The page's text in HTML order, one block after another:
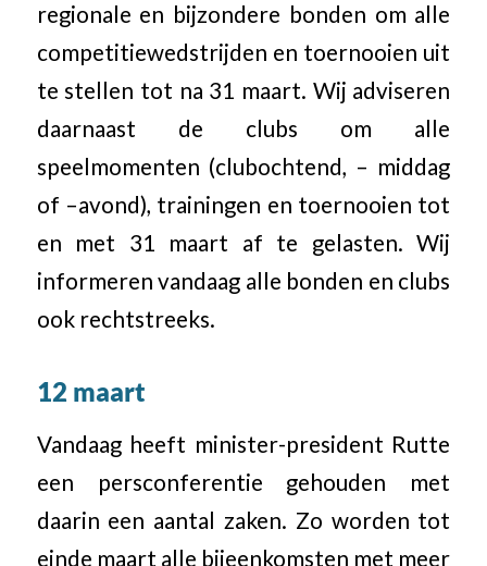
regionale en bijzondere bonden om alle
competitiewedstrijden en toernooien uit
te stellen tot na 31 maart. Wij adviseren
daarnaast de clubs om alle
speelmomenten (clubochtend, – middag
of –avond), trainingen en toernooien tot
en met 31 maart af te gelasten. Wij
informeren vandaag alle bonden en clubs
ook rechtstreeks.
12 maart
Vandaag heeft minister-president Rutte
een persconferentie gehouden met
daarin een aantal zaken. Zo worden tot
einde maart alle bijeenkomsten met meer